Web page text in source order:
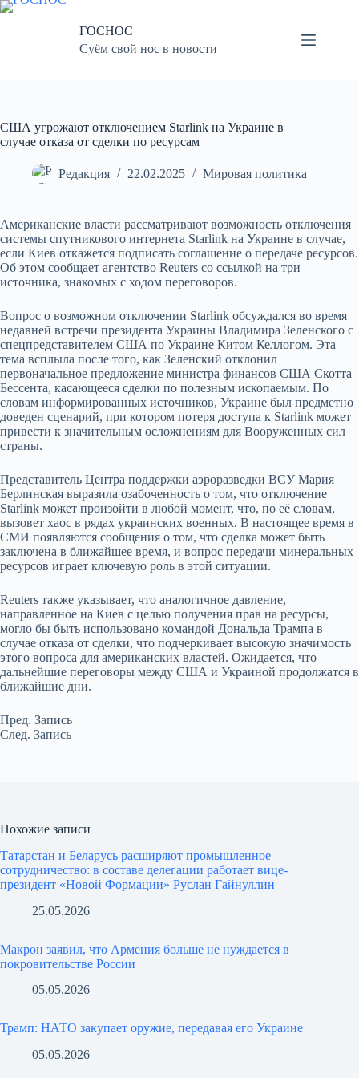
Перейти
ГОСНОС
Суём свой нос в новости
США угрожают отключением Starlink на Украине в
случае отказа от сделки по ресурсам
Редакция 22.02.2025 Мировая политика
Американские власти рассматривают возможность отключения
системы спутникового интернета Starlink на Украине в случае,
если Киев откажется подписать соглашение о передаче ресурсов.
Об этом сообщает агентство Reuters со ссылкой на три
источника, знакомых с ходом переговоров.
Вопрос о возможном отключении Starlink обсуждался во время
недавней встречи президента Украины Владимира Зеленского с
спецпредставителем США по Украине Китом Келлогом. Эта
тема всплыла после того, как Зеленский отклонил
первоначальное предложение министра финансов США Скотта
Бессента, касающееся сделки по полезным ископаемым. По
словам информированных источников, Украине был предметно
доведен сценарий, при котором потеря доступа к Starlink может
привести к значительным осложнениям для Вооруженных сил
страны.
Представитель Центра поддержки аэроразведки ВСУ Мария
Берлинская выразила озабоченность о том, что отключение
Starlink может произойти в любой момент, что, по её словам,
вызовет хаос в рядах украинских военных. В настоящее время в
СМИ появляются сообщения о том, что сделка может быть
заключена в ближайшее время, и вопрос передачи минеральных
ресурсов играет ключевую роль в этой ситуации.
Reuters также указывает, что аналогичное давление,
направленное на Киев с целью получения прав на ресурсы,
могло бы быть использовано командой Дональда Трампа в
случае отказа от сделки, что подчеркивает высокую значимость
этого вопроса для американских властей. Ожидается, что
дальнейшие переговоры между США и Украиной продолжатся в
ближайшие дни.
Пред. Запись
След. Запись
Похожие записи
Татарстан и Беларусь расширяют промышленное
сотрудничество: в составе делегации работает вице-
президент «Новой Формации» Руслан Гайнуллин
25.05.2026
Макрон заявил, что Армения больше не нуждается в
покровительстве России
05.05.2026
Трамп: НАТО закупает оружие, передавая его Украине
05.05.2026